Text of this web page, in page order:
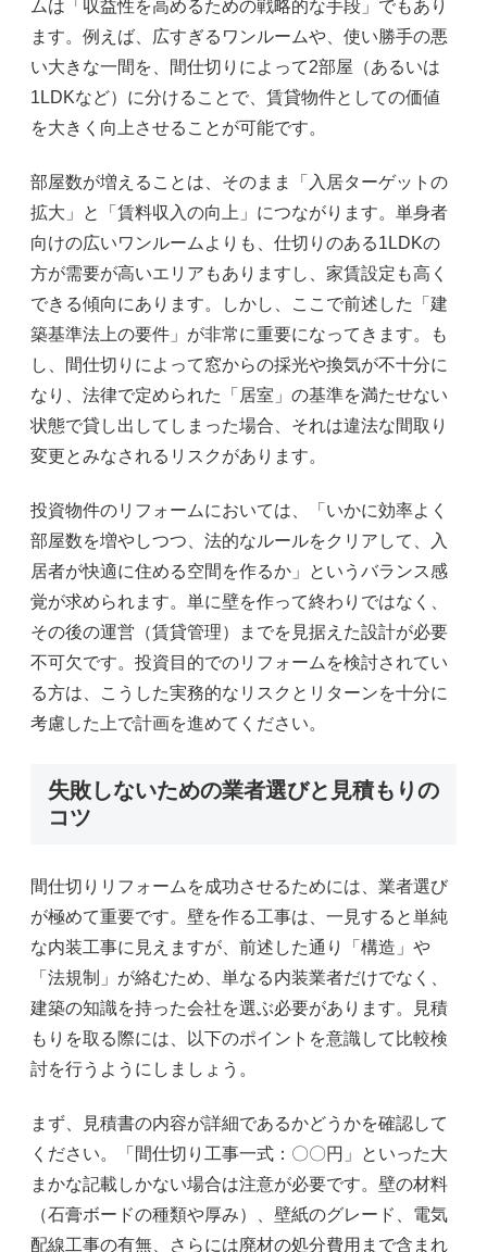
ムは「収益性を高めるための戦略的な手段」でもあり
ます。例えば、広すぎるワンルームや、使い勝手の悪
い大きな一間を、間仕切りによって2部屋（あるいは
1LDKなど）に分けることで、賃貸物件としての価値
を大きく向上させることが可能です。
部屋数が増えることは、そのまま「入居ターゲットの
拡大」と「賃料収入の向上」につながります。単身者
向けの広いワンルームよりも、仕切りのある1LDKの
方が需要が高いエリアもありますし、家賃設定も高く
できる傾向にあります。しかし、ここで前述した「建
築基準法上の要件」が非常に重要になってきます。も
し、間仕切りによって窓からの採光や換気が不十分に
なり、法律で定められた「居室」の基準を満たせない
状態で貸し出してしまった場合、それは違法な間取り
変更とみなされるリスクがあります。
投資物件のリフォームにおいては、「いかに効率よく
部屋数を増やしつつ、法的なルールをクリアして、入
居者が快適に住める空間を作るか」というバランス感
覚が求められます。単に壁を作って終わりではなく、
その後の運営（賃貸管理）までを見据えた設計が必要
不可欠です。投資目的でのリフォームを検討されてい
る方は、こうした実務的なリスクとリターンを十分に
考慮した上で計画を進めてください。
失敗しないための業者選びと見積もりの
コツ
間仕切りリフォームを成功させるためには、業者選び
が極めて重要です。壁を作る工事は、一見すると単純
な内装工事に見えますが、前述した通り「構造」や
「法規制」が絡むため、単なる内装業者だけでなく、
建築の知識を持った会社を選ぶ必要があります。見積
もりを取る際には、以下のポイントを意識して比較検
討を行うようにしましょう。
まず、見積書の内容が詳細であるかどうかを確認して
ください。「間仕切り工事一式：〇〇円」といった大
まかな記載しかない場合は注意が必要です。壁の材料
（石膏ボードの種類や厚み）、壁紙のグレード、電気
配線工事の有無、さらには廃材の処分費用まで含まれ